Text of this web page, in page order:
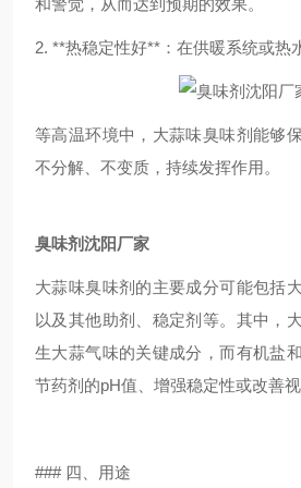
和警觉，从而达到预期的效果。
2. **热稳定性好**：在供暖系统或热
等高温环境中，大蒜味臭味剂能够
不分解、不变质，持续发挥作用。
臭味剂沈阳厂家
大蒜味臭味剂的主要成分可能包括
以及其他助剂、稳定剂等。其中，
生大蒜气味的关键成分，而有机盐
节药剂的pH值、增强稳定性或改善视
### 四、用途